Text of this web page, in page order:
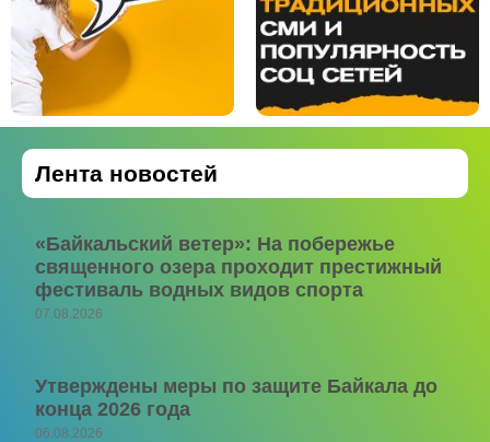
Лента новостей
«Байкальский ветер»: На побережье
священного озера проходит престижный
фестиваль водных видов спорта
07.08.2026
Утверждены меры по защите Байкала до
конца 2026 года
06.08.2026